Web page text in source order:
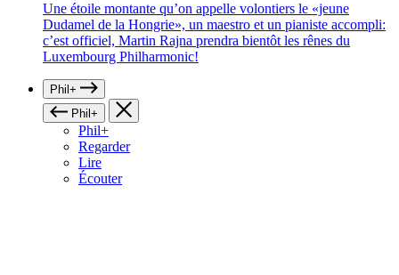
Une étoile montante qu’on appelle volontiers le «jeune
Dudamel de la Hongrie», un maestro et un pianiste accompli:
c’est officiel, Martin Rajna prendra bientôt les rênes du
Luxembourg Philharmonic!
Phil+
Phil+
Phil+
Regarder
Lire
Écouter